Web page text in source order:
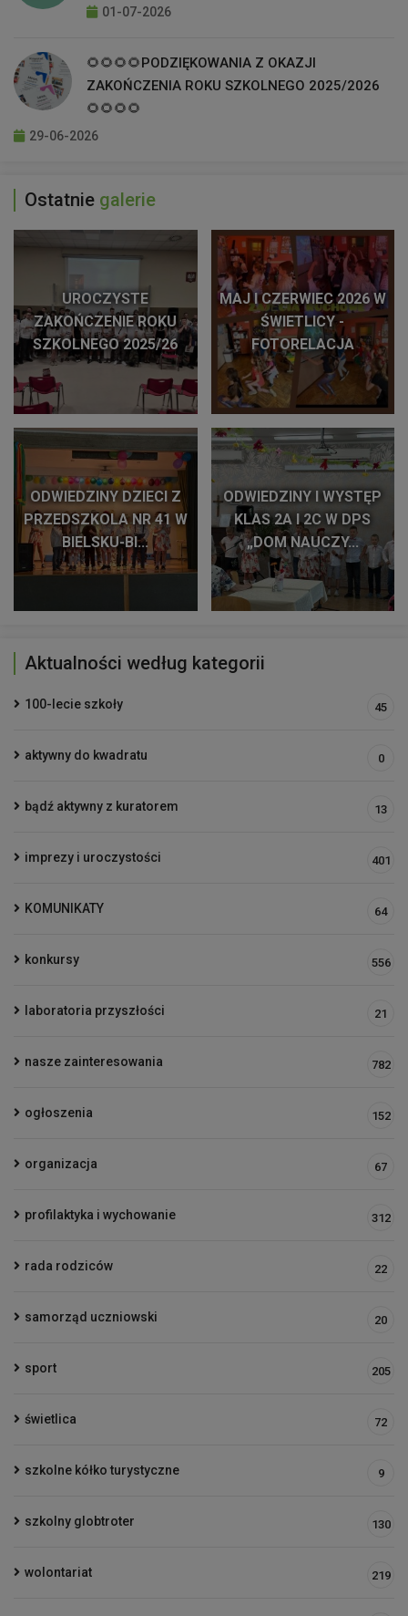
01-07-2026
🌻🌻🌻🌻PODZIĘKOWANIA Z OKAZJI
ZAKOŃCZENIA ROKU SZKOLNEGO 2025/2026
🌻🌻🌻🌻
29-06-2026
Ostatnie galerie
UROCZYSTE
ZAKOŃCZENIE ROKU
SZKOLNEGO 2025/26
MAJ I CZERWIEC 2026 W
ŚWIETLICY -
FOTORELACJA
ODWIEDZINY DZIECI Z
PRZEDSZKOLA NR 41 W
BIELSKU-BI...
ODWIEDZINY I WYSTĘP
KLAS 2A I 2C W DPS
„DOM NAUCZY...
Aktualności według kategorii
100-lecie szkoły 45
aktywny do kwadratu 0
bądź aktywny z kuratorem 13
imprezy i uroczystości 401
KOMUNIKATY 64
konkursy 556
laboratoria przyszłości 21
nasze zainteresowania 782
ogłoszenia 152
organizacja 67
profilaktyka i wychowanie 312
rada rodziców 22
samorząd uczniowski 20
sport 205
świetlica 72
szkolne kółko turystyczne 9
szkolny globtroter 130
wolontariat 219